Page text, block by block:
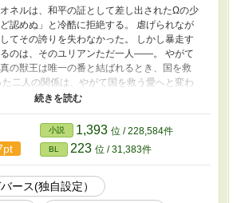
ネルは、和平の証として差し出されたΩの少
認めぬ」と冷酷に拒絶する。 虐げられなが
てその誇りを失わなかった。 しかし暴走す
のは、そのユリアンただ一人――。 やがて
の獣王は唯一の番と結ばれるとき、国を救
二人の関係は、やがて国を救う愛へと変わ
王と運命のΩの、拒絶から始まる、運命の溺愛
小説 1,393 位 / 228,584件
BL 223 位 / 31,383件
ース(独自設定）